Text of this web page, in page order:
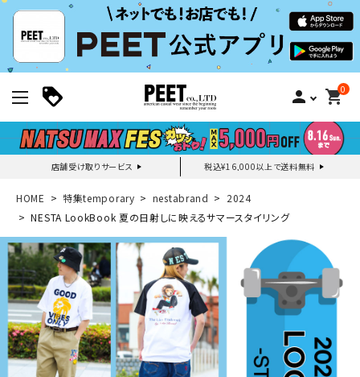
person 0
shopping_cart
店舗受け取りサービス 税込¥16,000以上で送料無料
新規会員登録｜ログイン
ご利用ガイド
search
詳しい条件から探す
HOME 特集temporary nestabrand
2024
NESTA LookBook 夏の日射しに映えるサマースタイリング